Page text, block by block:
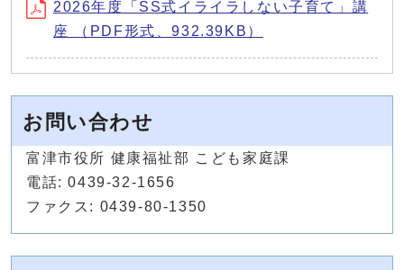
2026年度「SS式イライラしない子育て」講
座 （PDF形式、932.39KB）
お問い合わせ
富津市役所 健康福祉部 こども家庭課
電話: 0439-32-1656
ファクス: 0439-80-1350